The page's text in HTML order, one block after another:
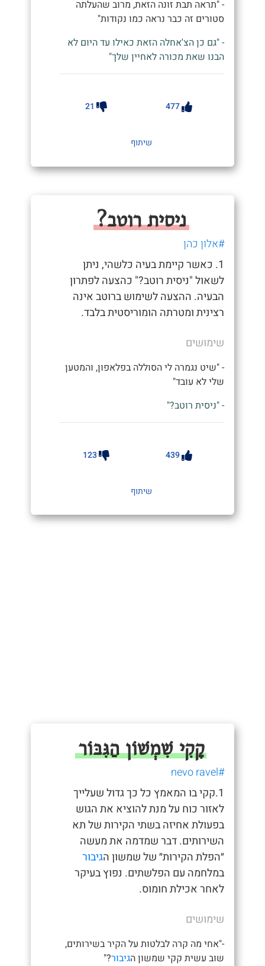
- "תראה תבת זונה הזאת, מרוב שהעלתה
סטורים זה כבר נראה כמו נקודות"
- "גם כן הצ'אחלה הזאת כאילו עד היום לא
הבנו שאת מכורה לאחיין שלך"
477
21
שיתוף
ניסית רוטב?
#אלון כהן
1. כאשר קיימת בעיה כלשהי, ניתן
לשאול "ניסית רוטב?" כהצעה לפתרון
הבעיה. ההצעה לשימוש ברוטב אינה
רצינית ומטרתה הומוריסטית בלבד.
שימושים
- "שיט נגמרה לי הסוללה בפלאפון, והמטען
שלי לא עובד"
- "ניסית רוטב?"
439
123
שיתוף
קָקִי שִׁמְשׁוֹן הַגִּבּוֹר
#nevo ravel
1.קקי בו המאמץ כל כך גדול שעלייך
לאזור כוח על מנת להוציא את הגוש
בפעולת אחיזה בשתי הקירות של תא
השירותים. דבר שמדמה את מעשה
״הפלת הקירות״ של שמשון הגיבור
במלחמה עם הפלשתים. נפוץ בעיקר
לאחר אכילת חומוס.
שימושים
-"אחי מה קרה לבלטות על הקיר בשירותים,
שוב עשית קקי שמשון הגיבור?"